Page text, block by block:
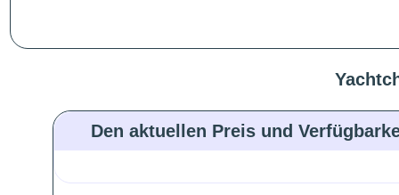
Den aktuellen Preis und